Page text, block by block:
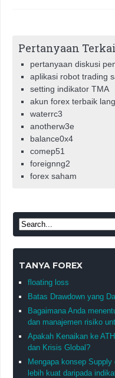
Pertanyaan
pertanyaan diskusi
aplikasi robot trading
setting indikator TMA
akun forex terbaik
waterrc3
anotherw3e
balance0x4
comep51
foreignng2
forex saham
TANYA FOREX
floating loss
Batas Drawdown yang
Bagaimana Anda
dan manajemen risiko
Apakah Kenaikan ke
dan Krisis Global?
Mengapa konsep
lebih kuat daripada